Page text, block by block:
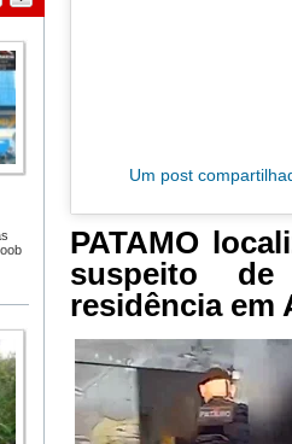
Um post
PATAMO
suspeito
residência em